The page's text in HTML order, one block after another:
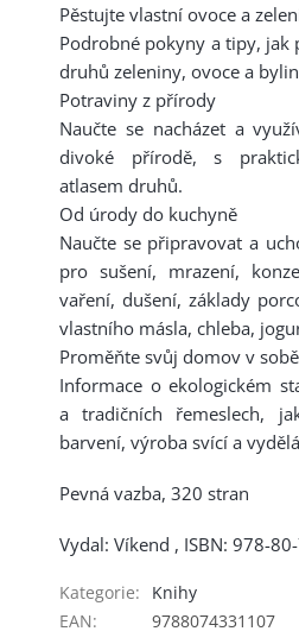
Pěstujte vlastní ovoce a
Podrobné pokyny a tipy, jak
druhů zeleniny, ovoce a
Potraviny z přírody
Naučte se nacházet a
divoké přírodě, s
atlasem druhů.
Od úrody do kuchyně
Naučte se připravovat a
pro sušení, mrazení,
vaření, dušení, základy
vlastního másla, chleba,
Proměňte svůj domov v
Informace o ekologickém
a tradičních řemeslech,
barvení, výroba svící a
Pevná vazba, 320 stran
Vydal: Víkend , ISBN: 978-
Kategorie:
Knihy
EAN: 9788074331107